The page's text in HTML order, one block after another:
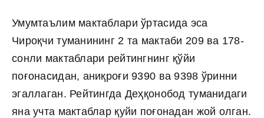
Умумтаълим мактаблари ўртасида эса
Чироқчи туманининг 2 та мактаби 209 ва 178-
сонли мактаблари рейтингнинг қўйи
поғонасидан, аниқроғи 9390 ва 9398 ўринни
эгаллаган. Рейтингда Деҳқонобод туманидаги
яна учта мактаблар қуйи поғонадан жой олган.